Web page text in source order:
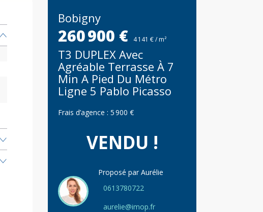
Bobigny
260 900 € 4 141 € / m²
T3 DUPLEX Avec
Agréable Terrasse À 7
Min A Pied Du Métro
Ligne 5 Pablo Picasso
Frais d’agence :5 900 €
VENDU !
Proposé parAurélie
0613780722
aurelie@imop.fr